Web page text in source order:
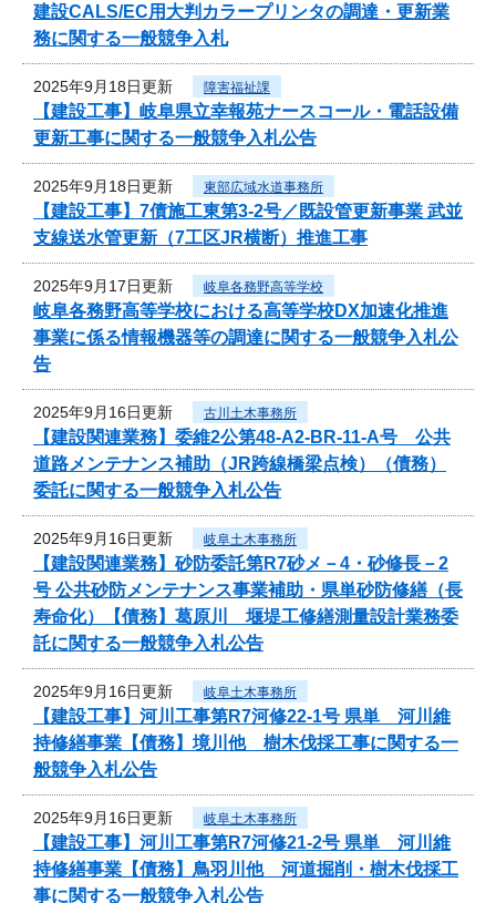
建設CALS/EC用大判カラープリンタの調達・更新業
務に関する一般競争入札
2025年9月18日更新 障害福祉課
【建設工事】岐阜県立幸報苑ナースコール・電話設備
更新工事に関する一般競争入札公告
2025年9月18日更新 東部広域水道事務所
【建設工事】7債施工東第3-2号／既設管更新事業 武並
支線送水管更新（7工区JR横断）推進工事
2025年9月17日更新 岐阜各務野高等学校
岐阜各務野高等学校における高等学校DX加速化推進
事業に係る情報機器等の調達に関する一般競争入札公
告
2025年9月16日更新 古川土木事務所
【建設関連業務】委維2公第48-A2-BR-11-A号 公共
道路メンテナンス補助（JR跨線橋梁点検）（債務）
委託に関する一般競争入札公告
2025年9月16日更新 岐阜土木事務所
【建設関連業務】砂防委託第R7砂メ－4・砂修長－2
号 公共砂防メンテナンス事業補助・県単砂防修繕（長
寿命化）【債務】葛原川 堰堤工修繕測量設計業務委
託に関する一般競争入札公告
2025年9月16日更新 岐阜土木事務所
【建設工事】河川工事第R7河修22-1号 県単 河川維
持修繕事業【債務】境川他 樹木伐採工事に関する一
般競争入札公告
2025年9月16日更新 岐阜土木事務所
【建設工事】河川工事第R7河修21-2号 県単 河川維
持修繕事業【債務】鳥羽川他 河道掘削・樹木伐採工
事に関する一般競争入札公告